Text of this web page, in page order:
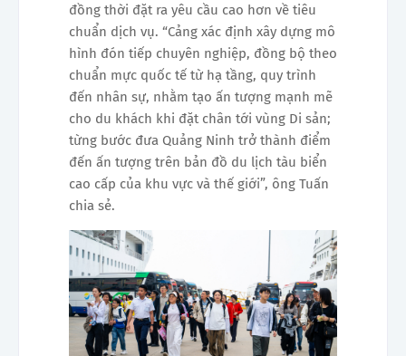
đồng thời đặt ra yêu cầu cao hơn về tiêu
chuẩn dịch vụ. “Cảng xác định xây dựng mô
hình đón tiếp chuyên nghiệp, đồng bộ theo
chuẩn mực quốc tế từ hạ tầng, quy trình
đến nhân sự, nhằm tạo ấn tượng mạnh mẽ
cho du khách khi đặt chân tới vùng Di sản;
từng bước đưa Quảng Ninh trở thành điểm
đến ấn tượng trên bản đồ du lịch tàu biển
cao cấp của khu vực và thế giới”, ông Tuấn
chia sẻ.